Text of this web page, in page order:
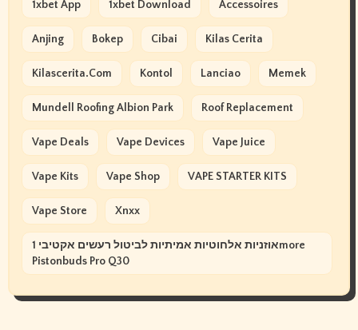
1xbet App 1xbet Download Accessoires
Anjing Bokep Cibai Kilas Cerita
Kilascerita.com Kontol Lanciao Memek
Mundell Roofing Albion Park Roof Replacement
Vape Deals Vape Devices Vape Juice
Vape Kits Vape Shop VAPE STARTER KITS
Vape Store Xnxx
אוזניות אלחוטיות אמיתיות לביטול רעשים אקטיבי 1more
Pistonbuds Pro Q30